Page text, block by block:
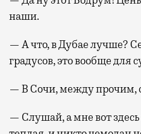
наши.
— А что, в Дубае лучше?
градусов, это вообще для
— В Сочи, между прочим,
— Слушай, а мне вот